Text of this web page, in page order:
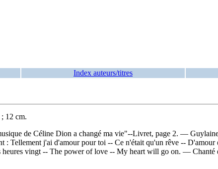
Index auteurs/titres
12 cm.
de Céline Dion a changé ma vie"--Livret, page 2. —
: Tellement j'ai d'amour pour toi -- Ce n'était qu'un rêve --
vingt -- The power of love -- My heart will go on. — Chanté